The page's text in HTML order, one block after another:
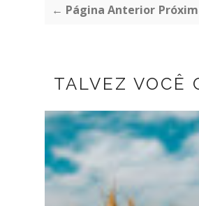
← Página Anterior
TALVEZ VOCÊ